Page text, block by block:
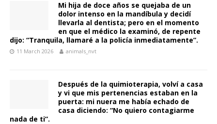
Mi hija de doce años se quejaba de un
dolor intenso en la mandíbula y decidí
llevarla al dentista; pero en el momento
en que el médico la examinó, de repente
dijo: “Tranquila, llamaré a la policía inmediatamente”.
11 March 2026 animals_nvt
Después de la quimioterapia, volví a casa
y vi que mis pertenencias estaban en la
puerta: mi nuera me había echado de
casa diciendo: “No quiero contagiarme
nada de ti”.